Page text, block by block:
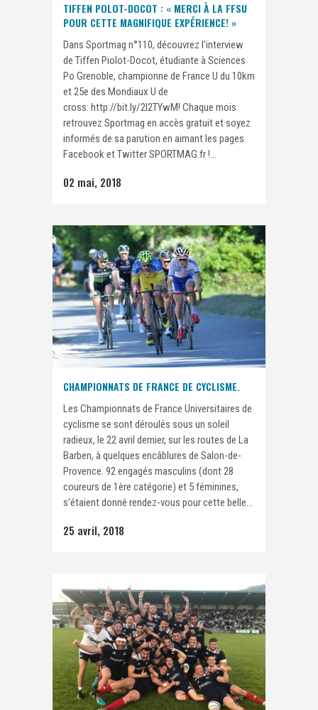
TIFFEN POLOT-DOCOT : « MERCI À LA FFSU
POUR CETTE MAGNIFIQUE EXPÉRIENCE! »
Dans Sportmag n°110, découvrez l'interview
de Tiffen Piolot-Docot, étudiante à Sciences
Po Grenoble, championne de France U du 10km
et 25e des Mondiaux U de
cross: http://bit.ly/2I2TYwM! Chaque mois
retrouvez Sportmag en accès gratuit et soyez
informés de sa parution en aimant les pages
Facebook et Twitter SPORTMAG.fr !...
02 mai, 2018
CHAMPIONNATS DE FRANCE DE CYCLISME.
Les Championnats de France Universitaires de
cyclisme se sont déroulés sous un soleil
radieux, le 22 avril dernier, sur les routes de La
Barben, à quelques encâblures de Salon-de-
Provence. 92 engagés masculins (dont 28
coureurs de 1ère catégorie) et 5 féminines,
s'étaient donné rendez-vous pour cette belle...
25 avril, 2018